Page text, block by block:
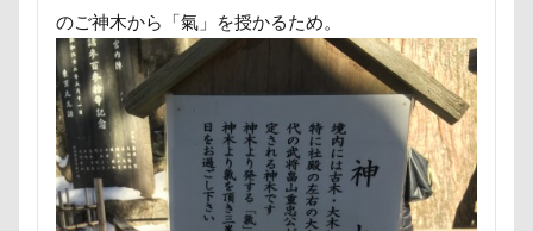
のご神木から「氣」を授かるため。
運転席
運転 遊んで
追いかけっこ
近江屋
農家のオバチャン
軽井沢町 南軽井沢
軽井沢町
軽井沢旅行
軽井沢タリアセン
軽井沢
車 砂浜 石川県
引っ越し
日向ぼっこ
時計 春日部市
春三くん